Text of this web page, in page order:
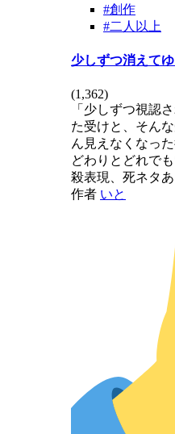
#創作
#二人以上
少しずつ消えて
(1,362)
「少しずつ視認
た受けと、そん
ん見えなくなっ
どわりとどれで
殺表現、死ネタ
作者 いと